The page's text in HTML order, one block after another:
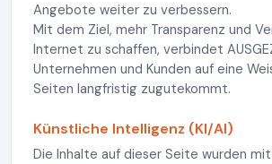
Angebote weiter zu verbessern.
Mit dem Ziel, mehr Transparenz und
Internet zu schaffen, verbindet
Unternehmen und Kunden auf eine
Seiten langfristig zugutekommt.
Künstliche Intelligenz (KI/AI)
Die Inhalte auf dieser Seite wurden